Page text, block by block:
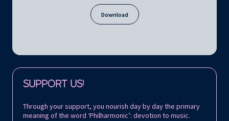
Download
SUPPORT US!
Through your support, you nourish day by day the primary
meaning of the word ‘Philharmonic’: devotion to music.
Follow us on: